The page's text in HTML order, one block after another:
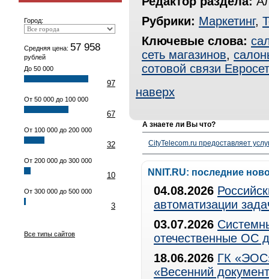
Город:
Средняя цена: 57 958
рублей
До 50 000
97
От 50 000 до 100 000
67
От 100 000 до 200 000
32
От 200 000 до 300 000
10
От 300 000 до 500 000
3
Все типы сайтов
Рубрики: Маркетинг,
Ключевые слова:
сеть магазинов,
сотовой связи
наверх
А знаете ли Вы что?
CityTelecom.ru предоставляет
NNIT.RU: последние
04.08.2026
автоматизации
03.07.2026
отечественные ОС
18.06.2026 ГК
«Весенний